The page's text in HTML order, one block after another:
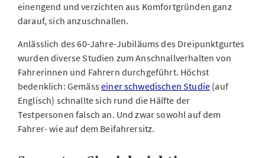
einengend und verzichten aus Komfortgründen ganz
darauf, sich anzuschnallen.
Anlässlich des 60-Jahre-Jubiläums des Dreipunktgurtes
wurden diverse Studien zum Anschnallverhalten von
Fahrerinnen und Fahrern durchgeführt. Höchst
bedenklich: Gemässeiner schwedischen Studie (auf
Englisch) schnallte sich rund die Hälfte der
Testpersonen falsch an. Und zwar sowohl auf dem
Fahrer- wie auf dem Beifahrersitz.